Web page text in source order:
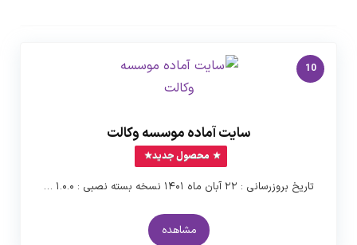
10
سایت آماده موسسه وکالت
محصول جدید
تاریخ بروزرسانی : ۲۲ آبان ماه ۱۴۰۱ نسخه بسته نصبی : ۱.۰.۰ …
مشاهده